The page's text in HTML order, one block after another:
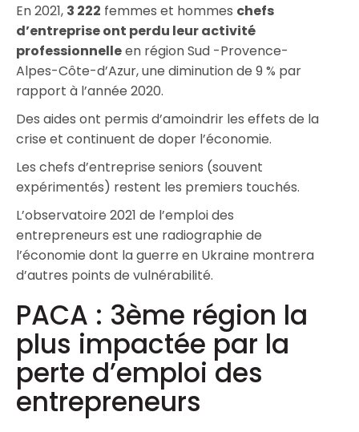
En 2021, 3 222 femmes et hommes chefs
d’entreprise ont perdu leur activité
professionnelleen région Sud -Provence-
Alpes-Côte-d’Azur, une diminution de 9 % par
rapport à l’année 2020.
Des aides ont permis d’amoindrir les effets de la
crise et continuent de doper l’économie.
Les chefs d’entreprise seniors (souvent
expérimentés) restent les premiers touchés.
L’observatoire 2021 de l’emploi des
entrepreneurs est une radiographie de
l’économie dont la guerre en Ukraine montrera
d’autres points de vulnérabilité.
PACA : 3ème région la
plus impactée par la
perte d’emploi des
entrepreneurs